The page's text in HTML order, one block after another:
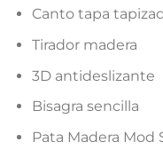
Canto tapa
Tirador madera
3D antideslizante
Bisagra sencilla
Pata Madera Mod